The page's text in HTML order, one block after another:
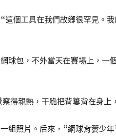
這個工具在我們故鄉很罕見。
球包，不外當天在賽場上，一
得親熱，干脆把背簍背在身上
組照片。后來，“網球背簍少